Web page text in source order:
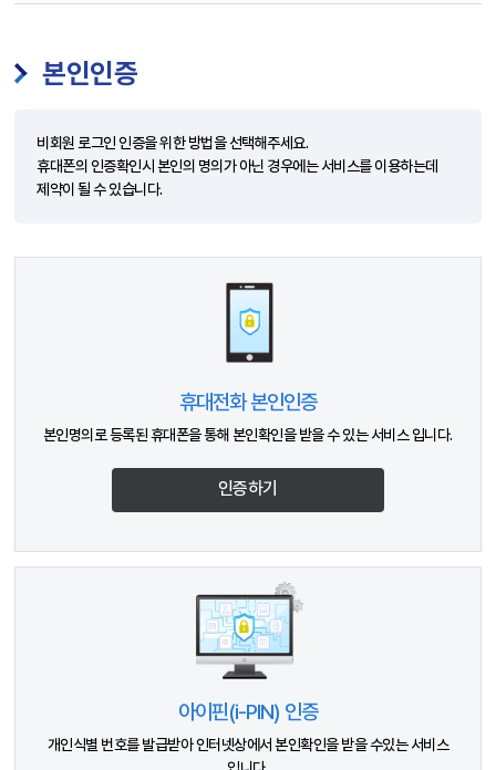
본인인증
비회원 로그인 인증을 위한 방법을 선택해주세요.
휴대폰의 인증확인시 본인의 명의가 아닌 경우에는 서비스를 이용하는데
제약이 될 수 있습니다.
휴대전화 본인인증
본인명의로 등록된 휴대폰을 통해 본인확인을 받을 수 있는 서비스 입니다.
인증하기
아이핀(i-PIN) 인증
개인식별 번호를 발급받아 인터넷상에서 본인확인을 받을 수있는 서비스